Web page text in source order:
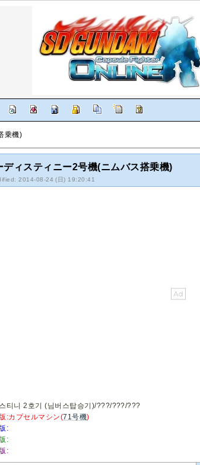
乗機)
ディスティニー2号機(ニムバス搭乗機)
2014-08-24 (日) 19:20:41
티니 2호기 (님버스탑승기)/???/???/???
:カプセルマシン(71号機)
:
:
: